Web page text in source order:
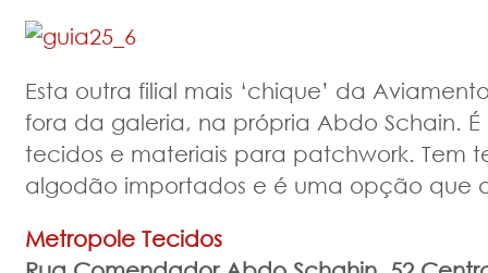
Esta outra filial mais ‘chique’ da
fora da galeria, na própria Abdo Schain.
tecidos e materiais para patchwork. Tem
algodão importados e é uma opção que
Metropole Tecidos